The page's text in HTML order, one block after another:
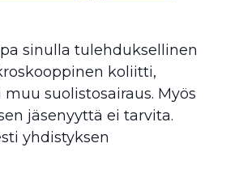
sinulla tulehduksellinen
koliitti,
suolistosairaus. Myös
jäsenyyttä ei tarvita.
yhdistyksen